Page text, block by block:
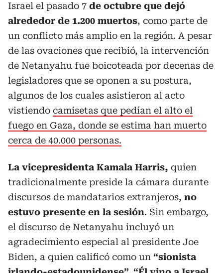
Israel el pasado 7 de octubre que dejó
alrededor de 1.200 muertos, como parte de
un conflicto más amplio en la región. A pesar
de las ovaciones que recibió, la intervención
de Netanyahu fue boicoteada por decenas de
legisladores que se oponen a su postura,
algunos de los cuales asistieron al acto
vistiendo camisetas que pedían el alto el
fuego en Gaza, donde se estima han muerto
cerca de 40.000 personas.
La vicepresidenta Kamala Harris, quien
tradicionalmente preside la cámara durante
discursos de mandatarios extranjeros, no
estuvo presente en la sesión. Sin embargo,
el discurso de Netanyahu incluyó un
agradecimiento especial al presidente Joe
Biden, a quien calificó como un “sionista